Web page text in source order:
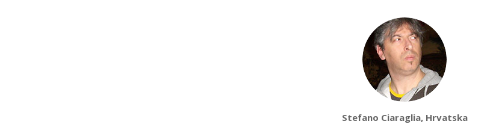
Stefano Ciaraglia, Hrvatska